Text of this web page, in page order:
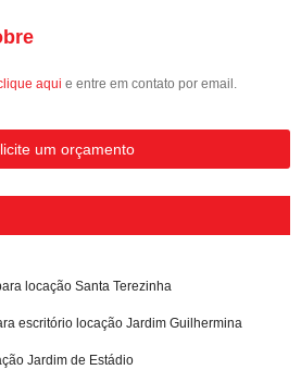
aqui e entre em contato por email.
um orçamento
locação Santa Terezinha
escritório locação Jardim Guilhermina
Jardim de Estádio